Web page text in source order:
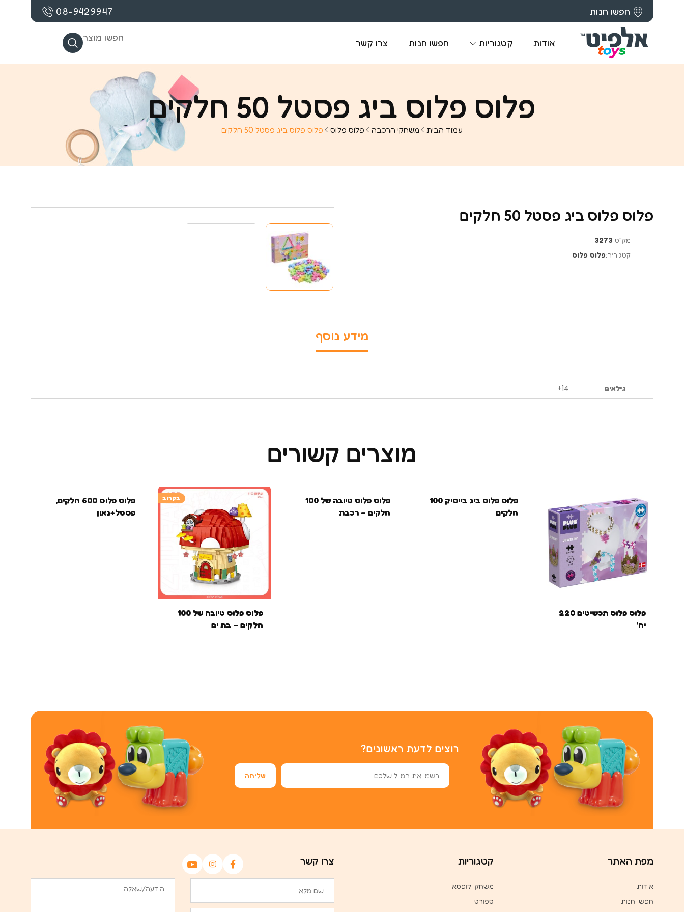
חפשו חנות 08-9429947
אודות קטגוריות חפשו חנות צרו קשר חפשו מוצר
פלוס פלוס ביג פסטל 50 חלקים
עמוד הבית משחקי הרכבה פלוס פלוס פלוס פלוס ביג פסטל 50 חלקים
פלוס פלוס ביג פסטל 50 חלקים
מק"ט 3273
קטגוריה:פלוס פלוס
מידע נוסף
גילאים 14+
מוצרים קשורים
פלוס פלוס תכשיטים 220
יח’
פלוס פלוס ביג בייסיק 100
חלקים
בקרובפלוס פלוס טיובה של 100
חלקים – רכבת
בקרוב
פלוס פלוס טיובה של 100
חלקים – בת ים
פלוס פלוס 600 חלקים,
פסטל+נאון
רוצים לדעת ראשונים?
מפת האתר
אודות
חפשו חנות
קטגוריות
משחקי קופסא
ספורט
צרו קשר